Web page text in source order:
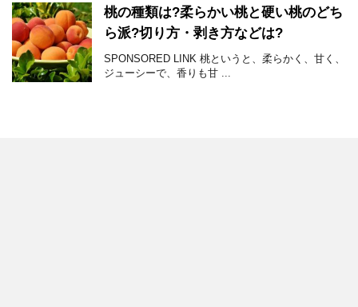
桃の種類は?柔らかい桃と硬い桃のどち
ら派?切り方・剥き方などは?
SPONSORED LINK 桃というと、柔らかく、甘く、
ジューシーで、香りも甘 ...